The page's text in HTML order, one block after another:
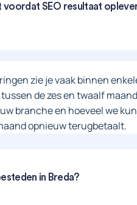
voordat SEO resultaat
zie je vaak binnen
de zes en twaalf
branche en hoeveel we
opnieuw terugbetaalt.
in Breda?